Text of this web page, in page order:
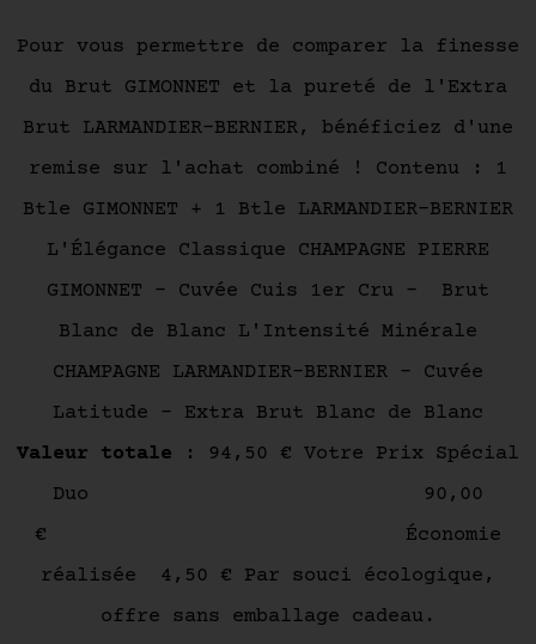
Pour vous permettre de comparer la finesse
du Brut GIMONNET et la pureté de l'Extra
Brut LARMANDIER-BERNIER, bénéficiez d'une
remise sur l'achat combiné ! Contenu : 1
Btle GIMONNET + 1 Btle LARMANDIER-BERNIER
L'Élégance Classique CHAMPAGNE PIERRE
GIMONNET - Cuvée Cuis 1er Cru - Brut
Blanc de Blanc L'Intensité Minérale
CHAMPAGNE LARMANDIER-BERNIER - Cuvée
Latitude - Extra Brut Blanc de Blanc
Valeur totale : 94,50 € Votre Prix Spécial
Duo 90,00
€ Économie
réalisée 4,50 € Par souci écologique,
offre sans emballage cadeau.